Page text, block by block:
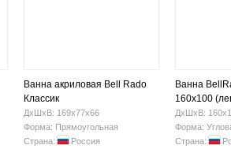
Ванна акриловая Bell Rado
Классик
ДхШхВ: 169х77х66
Форма: Прямоугольная
Страна:
Россия
Ванна
160х100
ДхШхВ:
Форма:
Страна: